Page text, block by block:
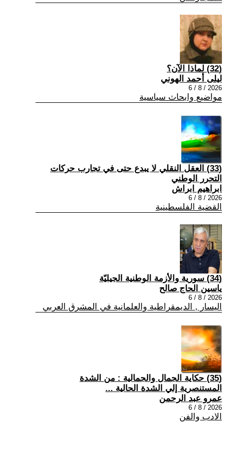
(32) لماذا الآن؟
ليلى أحمد الهوني
2026 / 8 / 6
مواضيع وابحاث سياسية
(33) العقل النقلي لا يبدع حتى في تجارب حركات
التحرر الوطني
ابراهيم ابراش
2026 / 8 / 6
القضية الفلسطينية
(34) سورية والأزمة الوطنية الجيليّة
ياسين الحاج صالح
2026 / 8 / 6
اليسار , الديمقراطية والعلمانية في المشرق العربي
(35) حكاية الجمال والجمالية : من الشدة
المستنصرية إلي الشدة الحالية ...
عمرو عبد الرحمن
2026 / 8 / 6
الادب والفن